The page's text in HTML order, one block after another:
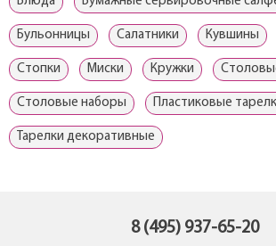
Бульонницы Салатники Кувшины
Стопки Миски Кружки
Столовые наборы Пластиковые
Тарелки декоративные
8 (495) 937-65-20